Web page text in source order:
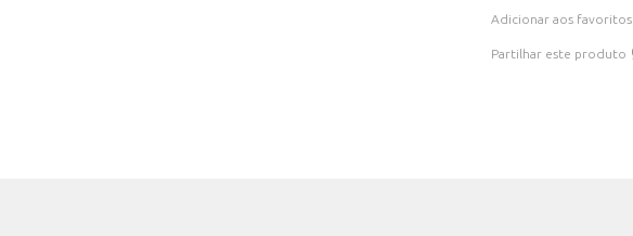
Adicionar aos favoritos
Partilhar este produto